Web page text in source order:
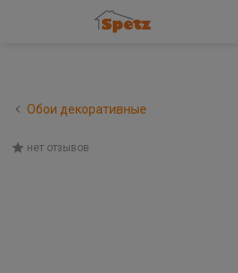
Обои декоративные
нет отзывов